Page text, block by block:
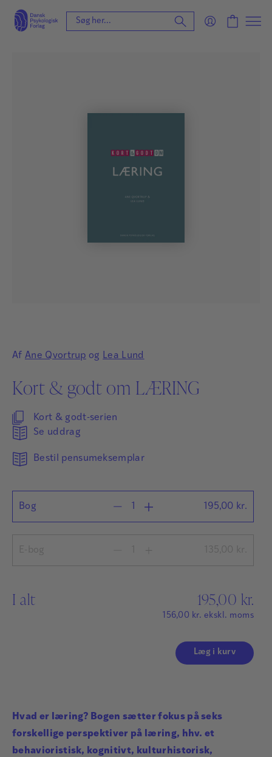
Af Ane Qvortrup og Lea Lund
Kort & godt om LÆRING
Kort & godt-serien
Se uddrag
Bestil pensumeksemplar
Bog 195,00 kr.
I alt 195,00 kr.
156,00 kr. ekskl. moms
Læg i kurv
Hvad er læring? Bogen sætter fokus på seks
forskellige perspektiver på læring, hhv. et
behavioristisk, kognitivt, kulturhistorisk,